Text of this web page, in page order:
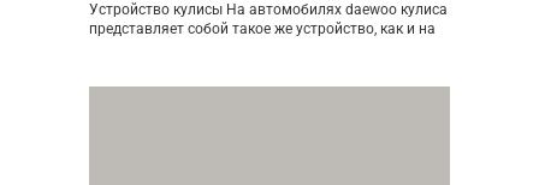
Устройство кулисы На автомобилях daewoo кулиса
представляет собой такое же устройство, как и на